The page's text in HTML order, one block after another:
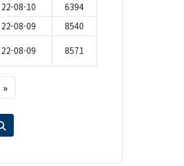
22-08-10
6394
22-08-09 8540
22-08-09 8571
»